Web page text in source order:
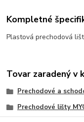
Kompletné
Plastová prechodová
Tovar zaradený v
Prechodové a
Prechodové lišty